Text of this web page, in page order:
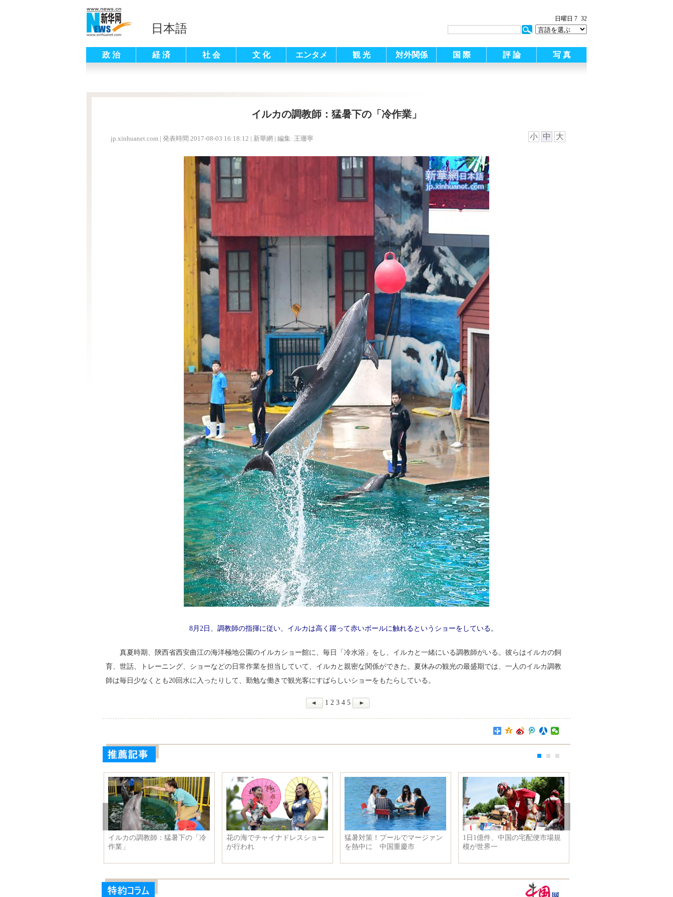
日本語
日曜日 7 32
政 治 経 済 社 会 文 化 エンタメ 観 光 対外関係 国 際 評 論 写 真
イルカの調教師：猛暑下の「冷作業」
jp.xinhuanet.com | 発表時間 2017-08-03 16:18:12 | 新華網 | 編集: 王珊寧 小 中 大
8月2日、調教師の指揮に従い、イルカは高く躍って赤いボールに触れるというショーをしている。
真夏時期、陝西省西安曲江の海洋極地公園のイルカショー館に、毎日「冷水浴」をし、イルカと一緒にいる調教師がいる。彼らはイルカの飼
育、世話、トレーニング、ショーなどの日常作業を担当していて、イルカと親密な関係ができた。夏休みの観光の最盛期では、一人のイルカ調教
師は毎日少なくとも20回水に入ったりして、勤勉な働きで観光客にすばらしいショーをもたらしている。
1 2 3 4 5
猛暑対策！プールでマージァン
を熱中に 中国重慶市
1日1億件、中国の宅配便市場規
模が世界一
夏は北極村へ、「北」を探しに
85歳の老人は家で影絵芝居を演
じ、民間芸術を伝え 湖南省
世界初、飼育パンダと野生パン